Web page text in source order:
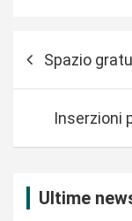
Spazio
Inserzioni
Ultime